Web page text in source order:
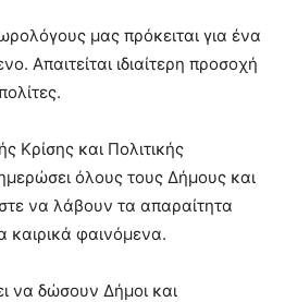
μας πρόκειται για ένα
Απαιτείται ιδιαίτερη προσοχή
Κρίσης και Πολιτικής
όλους τους Δήμους και
να λάβουν τα απαραίτητα
καιρικά φαινόμενα.
να δώσουν Δήμοι και